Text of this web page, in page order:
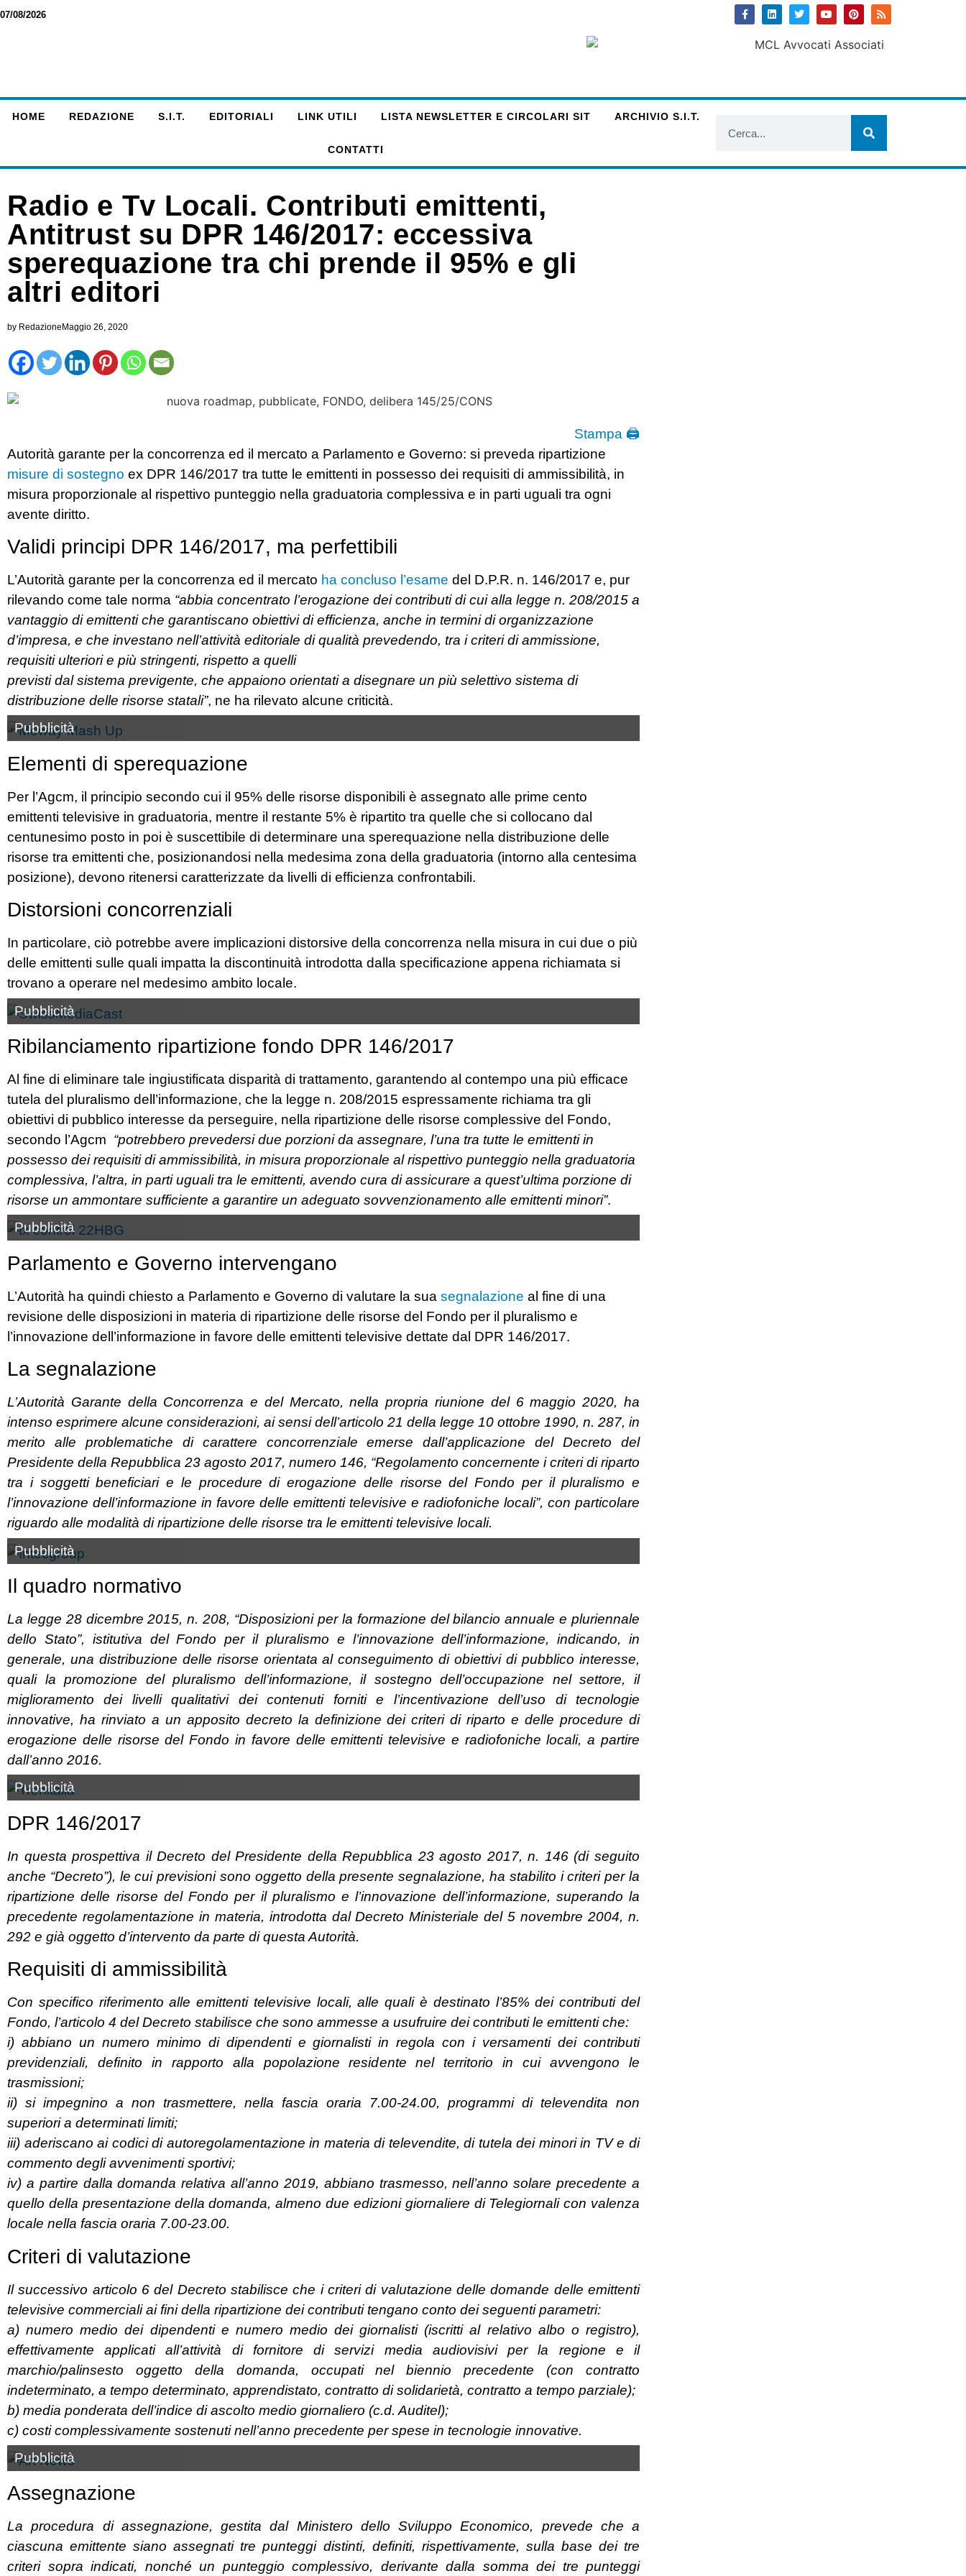
07/08/2026
HOME REDAZIONE S.I.T. EDITORIALI LINK UTILI LISTA NEWSLETTER E CIRCOLARI SIT ARCHIVIO S.I.T.
CONTATTI
Radio e Tv Locali. Contributi emittenti,
Antitrust su DPR 146/2017: eccessiva
sperequazione tra chi prende il 95% e gli
altri editori
by Redazione Maggio 26, 2020
Stampa 🖨
Autorità garante per la concorrenza ed il mercato a Parlamento e Governo: si preveda ripartizione
misure di sostegno ex DPR 146/2017 tra tutte le emittenti in possesso dei requisiti di ammissibilità, in
misura proporzionale al rispettivo punteggio nella graduatoria complessiva e in parti uguali tra ogni
avente diritto.
Validi principi DPR 146/2017, ma perfettibili
L’Autorità garante per la concorrenza ed il mercato ha concluso l’esame del D.P.R. n. 146/2017 e, pur
rilevando come tale norma “abbia concentrato l’erogazione dei contributi di cui alla legge n. 208/2015 a
vantaggio di emittenti che garantiscano obiettivi di efficienza, anche in termini di organizzazione
d’impresa, e che investano nell’attività editoriale di qualità prevedendo, tra i criteri di ammissione,
requisiti ulteriori e più stringenti, rispetto a quelli
previsti dal sistema previgente, che appaiono orientati a disegnare un più selettivo sistema di
distribuzione delle risorse statali”, ne ha rilevato alcune criticità.
Pubblicità
Elementi di sperequazione
Per l’Agcm, il principio secondo cui il 95% delle risorse disponibili è assegnato alle prime cento
emittenti televisive in graduatoria, mentre il restante 5% è ripartito tra quelle che si collocano dal
centunesimo posto in poi è suscettibile di determinare una sperequazione nella distribuzione delle
risorse tra emittenti che, posizionandosi nella medesima zona della graduatoria (intorno alla centesima
posizione), devono ritenersi caratterizzate da livelli di efficienza confrontabili.
Distorsioni concorrenziali
In particolare, ciò potrebbe avere implicazioni distorsive della concorrenza nella misura in cui due o più
delle emittenti sulle quali impatta la discontinuità introdotta dalla specificazione appena richiamata si
trovano a operare nel medesimo ambito locale.
Pubblicità
Ribilanciamento ripartizione fondo DPR 146/2017
Al fine di eliminare tale ingiustificata disparità di trattamento, garantendo al contempo una più efficace
tutela del pluralismo dell’informazione, che la legge n. 208/2015 espressamente richiama tra gli
obiettivi di pubblico interesse da perseguire, nella ripartizione delle risorse complessive del Fondo,
secondo l’Agcm “potrebbero prevedersi due porzioni da assegnare, l’una tra tutte le emittenti in
possesso dei requisiti di ammissibilità, in misura proporzionale al rispettivo punteggio nella graduatoria
complessiva, l’altra, in parti uguali tra le emittenti, avendo cura di assicurare a quest’ultima porzione di
risorse un ammontare sufficiente a garantire un adeguato sovvenzionamento alle emittenti minori”.
Pubblicità
Parlamento e Governo intervengano
L’Autorità ha quindi chiesto a Parlamento e Governo di valutare la sua segnalazione al fine di una
revisione delle disposizioni in materia di ripartizione delle risorse del Fondo per il pluralismo e
l’innovazione dell’informazione in favore delle emittenti televisive dettate dal DPR 146/2017.
La segnalazione
L’Autorità Garante della Concorrenza e del Mercato, nella propria riunione del 6 maggio 2020, ha
intenso esprimere alcune considerazioni, ai sensi dell’articolo 21 della legge 10 ottobre 1990, n. 287, in
merito alle problematiche di carattere concorrenziale emerse dall’applicazione del Decreto del
Presidente della Repubblica 23 agosto 2017, numero 146, “Regolamento concernente i criteri di riparto
tra i soggetti beneficiari e le procedure di erogazione delle risorse del Fondo per il pluralismo e
l’innovazione dell’informazione in favore delle emittenti televisive e radiofoniche locali”, con particolare
riguardo alle modalità di ripartizione delle risorse tra le emittenti televisive locali.
Pubblicità
Il quadro normativo
La legge 28 dicembre 2015, n. 208, “Disposizioni per la formazione del bilancio annuale e pluriennale
dello Stato”, istitutiva del Fondo per il pluralismo e l’innovazione dell’informazione, indicando, in
generale, una distribuzione delle risorse orientata al conseguimento di obiettivi di pubblico interesse,
quali la promozione del pluralismo dell’informazione, il sostegno dell’occupazione nel settore, il
miglioramento dei livelli qualitativi dei contenuti forniti e l’incentivazione dell’uso di tecnologie
innovative, ha rinviato a un apposito decreto la definizione dei criteri di riparto e delle procedure di
erogazione delle risorse del Fondo in favore delle emittenti televisive e radiofoniche locali, a partire
dall’anno 2016.
Pubblicità
DPR 146/2017
In questa prospettiva il Decreto del Presidente della Repubblica 23 agosto 2017, n. 146 (di seguito
anche “Decreto”), le cui previsioni sono oggetto della presente segnalazione, ha stabilito i criteri per la
ripartizione delle risorse del Fondo per il pluralismo e l’innovazione dell’informazione, superando la
precedente regolamentazione in materia, introdotta dal Decreto Ministeriale del 5 novembre 2004, n.
292 e già oggetto d’intervento da parte di questa Autorità.
Requisiti di ammissibilità
Con specifico riferimento alle emittenti televisive locali, alle quali è destinato l’85% dei contributi del
Fondo, l’articolo 4 del Decreto stabilisce che sono ammesse a usufruire dei contributi le emittenti che:
i) abbiano un numero minimo di dipendenti e giornalisti in regola con i versamenti dei contributi
previdenziali, definito in rapporto alla popolazione residente nel territorio in cui avvengono le
trasmissioni;
ii) si impegnino a non trasmettere, nella fascia oraria 7.00-24.00, programmi di televendita non
superiori a determinati limiti;
iii) aderiscano ai codici di autoregolamentazione in materia di televendite, di tutela dei minori in TV e di
commento degli avvenimenti sportivi;
iv) a partire dalla domanda relativa all’anno 2019, abbiano trasmesso, nell’anno solare precedente a
quello della presentazione della domanda, almeno due edizioni giornaliere di Telegiornali con valenza
locale nella fascia oraria 7.00-23.00.
Criteri di valutazione
Il successivo articolo 6 del Decreto stabilisce che i criteri di valutazione delle domande delle emittenti
televisive commerciali ai fini della ripartizione dei contributi tengano conto dei seguenti parametri:
a) numero medio dei dipendenti e numero medio dei giornalisti (iscritti al relativo albo o registro),
effettivamente applicati all’attività di fornitore di servizi media audiovisivi per la regione e il
marchio/palinsesto oggetto della domanda, occupati nel biennio precedente (con contratto
indeterminato, a tempo determinato, apprendistato, contratto di solidarietà, contratto a tempo parziale);
b) media ponderata dell’indice di ascolto medio giornaliero (c.d. Auditel);
c) costi complessivamente sostenuti nell’anno precedente per spese in tecnologie innovative.
Pubblicità
Assegnazione
La procedura di assegnazione, gestita dal Ministero dello Sviluppo Economico, prevede che a
ciascuna emittente siano assegnati tre punteggi distinti, definiti, rispettivamente, sulla base dei tre
criteri sopra indicati, nonché un punteggio complessivo, derivante dalla somma dei tre punteggi